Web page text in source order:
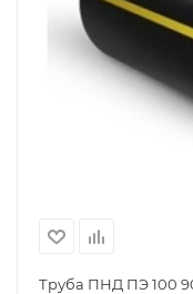
Труба ПНД ПЭ 100 90